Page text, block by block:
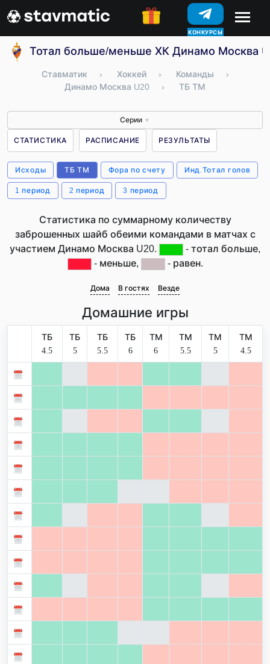
КОНКУРСЫ
Тотал больше/меньше ХК Динамо Москва
Ставматик › Хоккей › Команды
›
Динамо Москва U20
› ТБ ТМ
Серии ▼
СТАТИСТИКА РАСПИСАНИЕ РЕЗУЛЬТАТЫ
Исходы ТБ ТМ Фора по счету Инд.Тотал голов
1 период 2 период 3 период
Статистика по суммарному количеству
заброшенных шайб обеими командами в матчах с
участием Динамо Москва U20.
- тотал больше,
- меньше,
- равен.
Дома В гостях Везде
Домашние игры
ТБ
4.5
ТБ
5
ТБ
5.5
ТБ
6
ТМ
6
ТМ
5.5
ТМ
5
ТМ
4.5